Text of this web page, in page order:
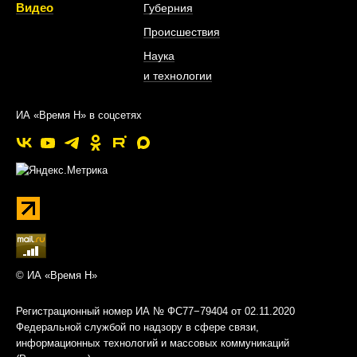
Видео
Губерния
Происшествия
Наука
и технологии
ИА «Время Н» в соцсетях
© ИА «Время Н»
Регистрационный номер ИА № ФС77−79404 от 02.11.2020
Федеральной службой по надзору в сфере связи,
информационных технологий и массовых коммуникаций